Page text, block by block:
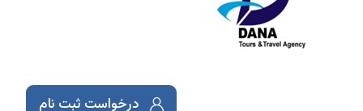
درخواست ثبت نام